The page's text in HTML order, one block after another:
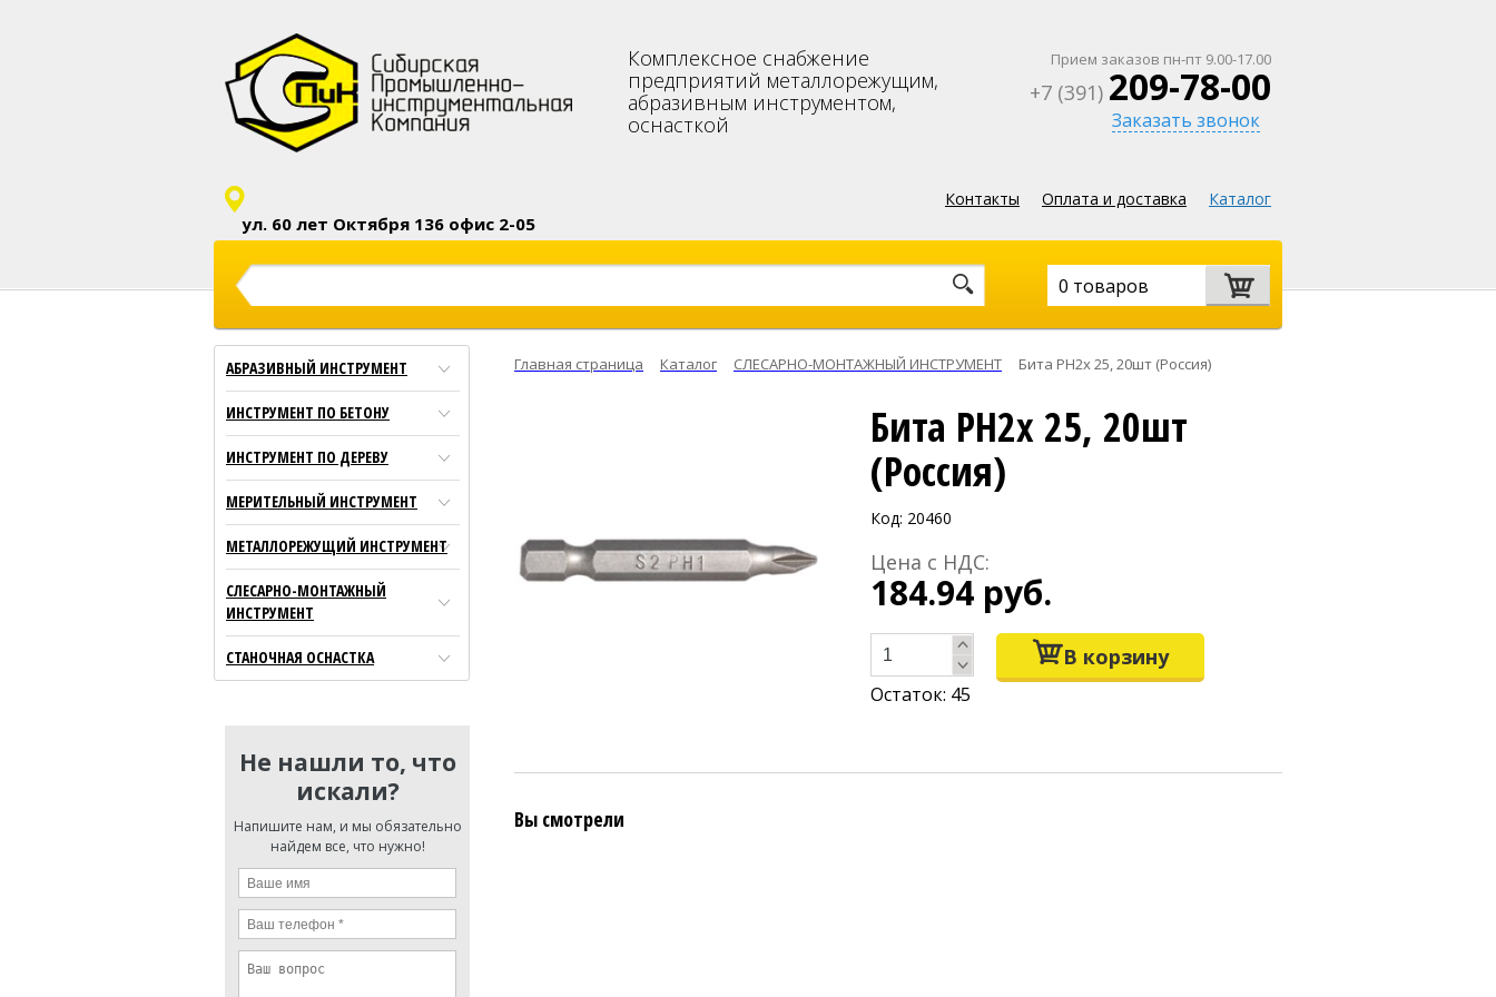
Комплексное снабжение
предприятий металлорежущим,
абразивным инструментом,
оснасткой
Прием заказов пн-пт 9.00-17.00
+7 (391) 209-78-00
Заказать звонок
ул. 60 лет Октября 136 офис 2-05
Каталог
Оплата и доставка
Контакты
АБРАЗИВНЫЙ ИНСТРУМЕНТ
ИНСТРУМЕНТ ПО БЕТОНУ
ИНСТРУМЕНТ ПО ДЕРЕВУ
МЕРИТЕЛЬНЫЙ ИНСТРУМЕНТ
МЕТАЛЛОРЕЖУЩИЙ ИНСТРУМЕНТ
СЛЕСАРНО-МОНТАЖНЫЙ
ИНСТРУМЕНТ
СТАНОЧНАЯ ОСНАСТКА
Не нашли то, что
искали?
Напишите нам, и мы обязательно
найдем все, что нужно!
Главная страница Каталог СЛЕСАРНО-МОНТАЖНЫЙ ИНСТРУМЕНТ Бита PH2х 25, 20шт (Россия)
Бита PH2х 25, 20шт
(Россия)
Код: 20460
Цена с НДС:
184.94 руб.
В корзину
Остаток: 45
Вы смотрели
0 товаров